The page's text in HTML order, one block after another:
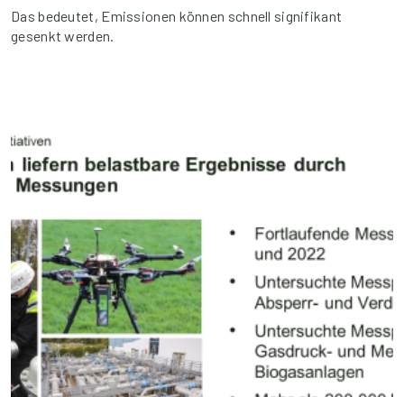
Das bedeutet, Emissionen können schnell signifikant
gesenkt werden.